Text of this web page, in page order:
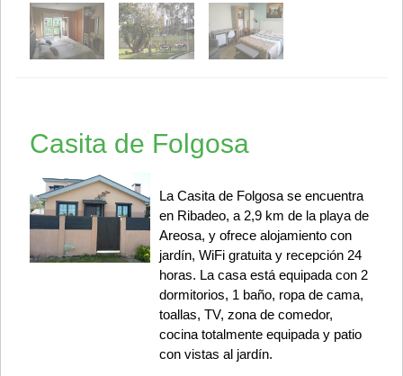
Casita de Folgosa
La Casita de Folgosa se encuentra
en Ribadeo, a 2,9 km de la playa de
Areosa, y ofrece alojamiento con
jardín, WiFi gratuita y recepción 24
horas. La casa está equipada con 2
dormitorios, 1 baño, ropa de cama,
toallas, TV, zona de comedor,
cocina totalmente equipada y patio
con vistas al jardín.